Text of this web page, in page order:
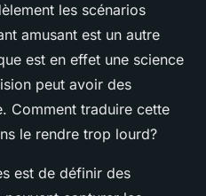
les scénarios
amusant est un autre
est en effet une science
peut avoir des
Comment traduire cette
le rendre trop lourd?
est de définir des